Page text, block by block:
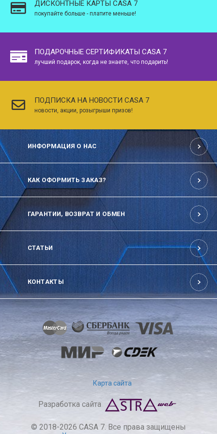
ДИСКОНТНЫЕ КАРТЫ CASA 7
покупайте больше - платите меньше!
ПОДАРОЧНЫЕ СЕРТИФИКАТЫ CASA 7
лучший подарок, когда не знаете, что подарить!
ПОДПИСКА НА НОВОСТИ CASA 7
новости, акции, розыгрыши призов!
ИНФОРМАЦИЯ О НАС
КАК ОФОРМИТЬ ЗАКАЗ?
ГАРАНТИИ, ВОЗВРАТ И ОБМЕН
СТАТЬИ
КОНТАКТЫ
Карта сайта
Разработка сайта
© 2018-2026 CASA 7. Все права защищены